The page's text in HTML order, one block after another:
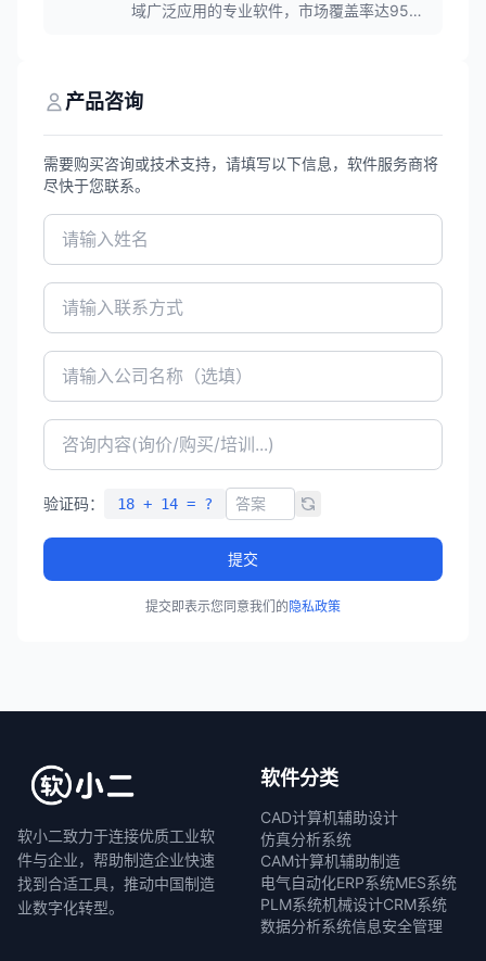
域广泛应用的专业软件，市场覆盖率达95%
程师提供高效、精准的设计解决方案。
产品咨询
需要购买咨询或技术支持，请填写以下信息，软件服务商将
尽快于您联系。
验证码： 18 + 14 = ?
提交
提交即表示您同意我们的隐私政策
软小二致力于连接优质工业软
件与企业，帮助制造企业快速
找到合适工具，推动中国制造
业数字化转型。
软件分类
CAD计算机辅助设计
仿真分析系统
CAM计算机辅助制造
电气自动化ERP系统MES系统
PLM系统机械设计CRM系统
数据分析系统信息安全管理